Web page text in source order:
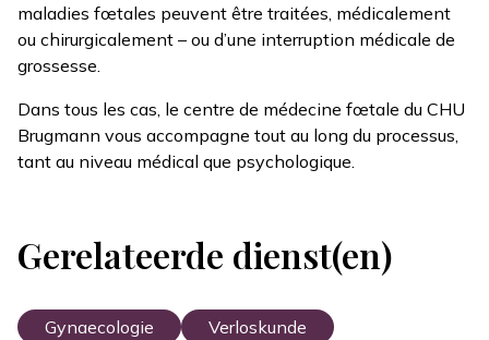
maladies fœtales peuvent être traitées, médicalement
ou chirurgicalement – ou d’une interruption médicale de
grossesse.
Dans tous les cas, le centre de médecine fœtale du CHU
Brugmann vous accompagne tout au long du processus,
tant au niveau médical que psychologique.
Gerelateerde dienst(en)
Gynaecologie Verloskunde